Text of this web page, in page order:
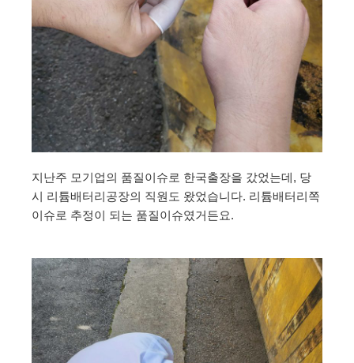
지난주 모기업의 품질이슈로 한국출장을 갔었는데, 당
시 리튬배터리공장의 직원도 왔었습니다. 리튬배터리쪽
이슈로 추정이 되는 품질이슈였거든요.